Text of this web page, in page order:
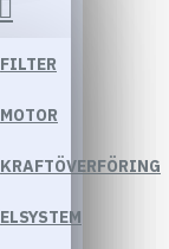
FILTER
MOTOR
KRAFTÖVERFÖRING
ELSYSTEM